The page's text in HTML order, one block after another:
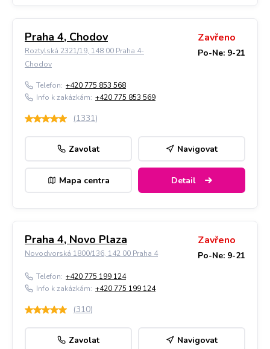
Praha 4, Chodov
Roztylská 2321/19, 148 00 Praha 4-
Chodov
Zavřeno
Po-Ne: 9-21
Telefon: +420 775 853 568
Info k zakázkám: +420 775 853 569
(1331)
Zavolat Navigovat
Mapa centra Detail
Praha 4, Novo Plaza
Novodvorská 1800/136, 142 00 Praha 4
Zavřeno
Po-Ne: 9-21
Telefon: +420 775 199 124
Info k zakázkám: +420 775 199 124
(310)
Zavolat Navigovat